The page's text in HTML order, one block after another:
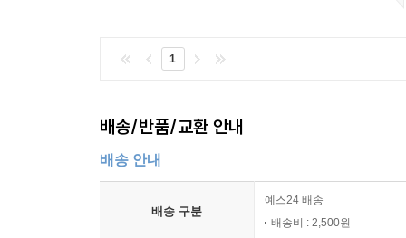
4. 접속문의 성립조건과 접속정도
찾아보기
1
배송/반품/교환 안내
배송 안내
배송 구분
예스24 배송
배송비 : 2,500원